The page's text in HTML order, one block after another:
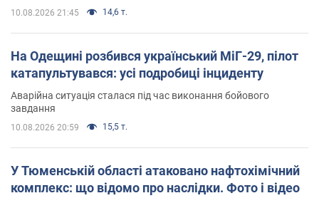
10.08.2026 21:45 14,6 т.
На Одещині розбився український МіГ-29, пілот
катапультувався: усі подробиці інциденту
Аварійна ситуація сталася під час виконання бойового
завдання
10.08.2026 20:59 15,5 т.
У Тюменській області атаковано нафтохімічний
комплекс: що відомо про наслідки. Фото і відео